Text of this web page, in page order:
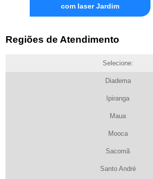
com laser Jardim
Regiões de Atendimento
Selecione:
Diadema
Ipiranga
Maua
Mooca
Sacomã
Santo André